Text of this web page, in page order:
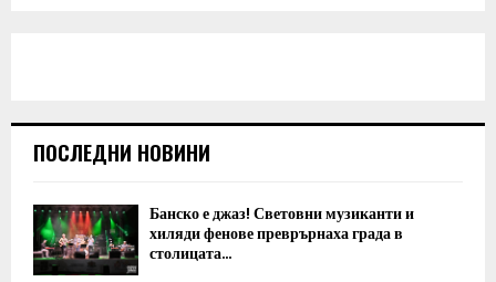
ПОСЛЕДНИ НОВИНИ
Банско е джаз! Световни музиканти и
хиляди фенове преврърнаха града в
столицата...